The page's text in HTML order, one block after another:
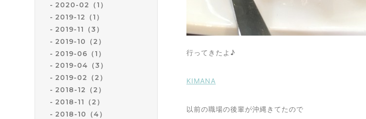
2020-02（1）
2019-12（1）
2019-11（3）
2019-10（2）
2019-06（1）
2019-04（3）
2019-02（2）
2018-12（2）
2018-11（2）
2018-10（4）
行ってきたよ♪
KIMANA
以前の職場の後輩が沖縄きてたので